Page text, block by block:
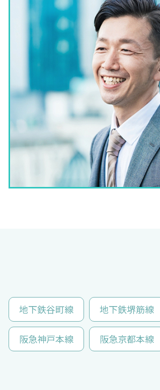
地下鉄谷町線 地下鉄堺筋線
阪急神戸本線 阪急京都本線